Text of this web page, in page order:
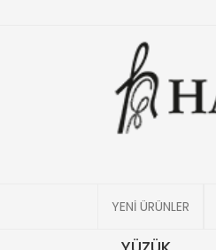
YENİ ÜRÜNLER